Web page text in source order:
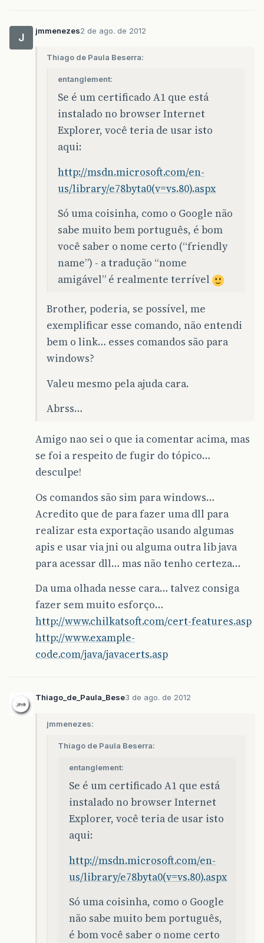
J
jmmenezes2 de ago. de 2012
Thiago de Paula Beserra:
entanglement:
Se é um certificado A1 que está
instalado no browser Internet
Explorer, você teria de usar isto
aqui:
http://msdn.microsoft.com/en-
us/library/e78byta0(v=vs.80).aspx
Só uma coisinha, como o Google não
sabe muito bem português, é bom
você saber o nome certo (“friendly
name”) - a tradução “nome
amigável” é realmente terrível
Brother, poderia, se possível, me
exemplificar esse comando, não entendi
bem o link… esses comandos são para
windows?
Valeu mesmo pela ajuda cara.
Abrss…
Amigo nao sei o que ia comentar acima, mas
se foi a respeito de fugir do tópico…
desculpe!
Os comandos são sim para windows…
Acredito que de para fazer uma dll para
realizar esta exportação usando algumas
apis e usar via jni ou alguma outra lib java
para acessar dll… mas não tenho certeza…
Da uma olhada nesse cara… talvez consiga
fazer sem muito esforço…
http://www.chilkatsoft.com/cert-features.asp
http://www.example-
code.com/java/javacerts.asp
Thiago_de_Paula_Bese3 de ago. de 2012
jmmenezes:
Thiago de Paula Beserra:
entanglement:
Se é um certificado A1 que está
instalado no browser Internet
Explorer, você teria de usar isto
aqui:
http://msdn.microsoft.com/en-
us/library/e78byta0(v=vs.80).aspx
Só uma coisinha, como o Google
não sabe muito bem português,
é bom você saber o nome certo